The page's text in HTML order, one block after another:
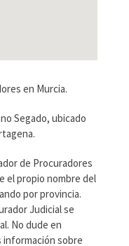
en Murcia.
Segado, ubicado
de Procuradores
el propio nombre del
por provincia.
Judicial se
No dude en
información sobre